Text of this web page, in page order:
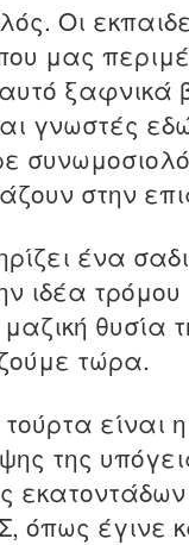
Οι
μας
ξαφνικά
γνωστές
στην
ένα
ιδέα
θυσία
τώρα.
είναι
της
όπως έγινε